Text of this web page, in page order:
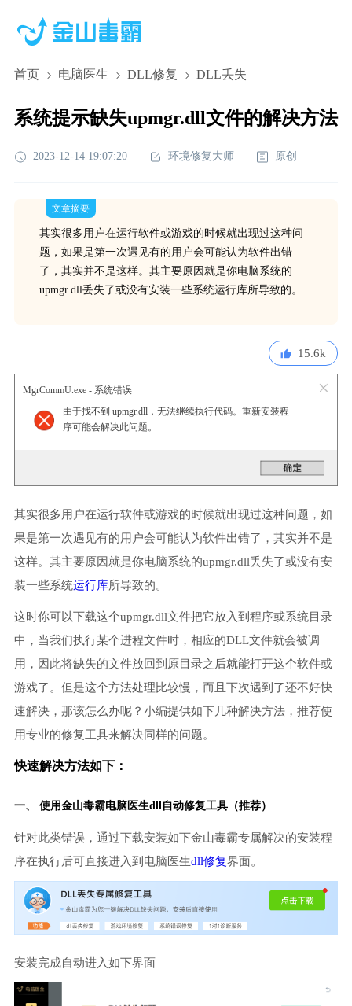
首页 电脑医生 DLL修复 DLL丢失
系统提示缺失upmgr.dll文件的解决方法
2023-12-14 19:07:20 环境修复大师 原创
文章摘要
其实很多用户在运行软件或游戏的时候就出现过这种问
题，如果是第一次遇见有的用户会可能认为软件出错
了，其实并不是这样。其主要原因就是你电脑系统的
upmgr.dll丢失了或没有安装一些系统运行库所导致的。
15.6k
MgrCommU.exe - 系统错误
由于找不到 upmgr.dll，无法继续执行代码。重新安装程
序可能会解决此问题。
其实很多用户在运行软件或游戏的时候就出现过这种问题，如
果是第一次遇见有的用户会可能认为软件出错了，其实并不是
这样。其主要原因就是你电脑系统的upmgr.dll丢失了或没有安
装一些系统运行库所导致的。
这时你可以下载这个upmgr.dll文件把它放入到程序或系统目录
中，当我们执行某个进程文件时，相应的DLL文件就会被调
用，因此将缺失的文件放回到原目录之后就能打开这个软件或
游戏了。但是这个方法处理比较慢，而且下次遇到了还不好快
速解决，那该怎么办呢？小编提供如下几种解决方法，推荐使
用专业的修复工具来解决同样的问题。
快速解决方法如下：
一、 使用金山毒霸电脑医生dll自动修复工具（推荐）
针对此类错误，通过下载安装如下金山毒霸专属解决的安装程
序在执行后可直接进入到电脑医生dll修复界面。
安装完成自动进入如下界面